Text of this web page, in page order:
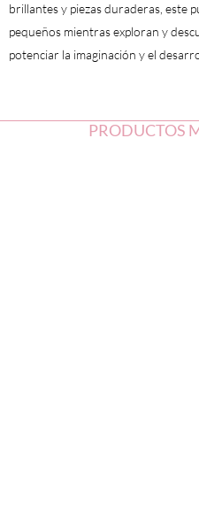
brillantes y piezas duraderas, este
pequeños mientras exploran y
potenciar la imaginación y el
PRODUCTOS